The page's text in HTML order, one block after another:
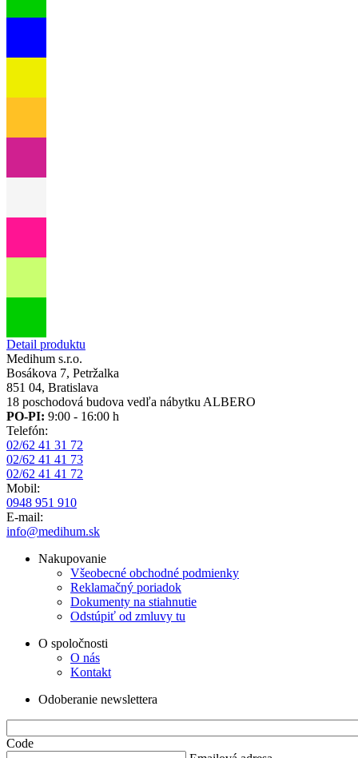
Detail produktu
Medihum s.r.o.
Bosákova 7, Petržalka
851 04, Bratislava
18 poschodová budova vedľa nábytku ALBERO
PO-PI: 9:00 - 16:00 h
Telefón:
02/62 41 31 72
02/62 41 41 73
02/62 41 41 72
Mobil:
0948 951 910
E-mail:
info@medihum.sk
Nakupovanie
Všeobecné obchodné podmienky
Reklamačný poriadok
Dokumenty na stiahnutie
Odstúpiť od zmluvy tu
O spoločnosti
O nás
Kontakt
Odoberanie newslettera
Code